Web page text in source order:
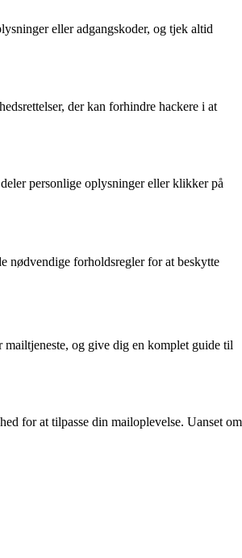
eller adgangskoder, og tjek altid
der kan forhindre hackere i at
personlige oplysninger eller klikker på
nødvendige forholdsregler for at beskytte
og give dig en komplet guide til
for at tilpasse din mailoplevelse. Uanset om